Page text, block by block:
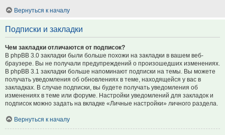
Вернуться к началу
Подписки и закладки
Чем закладки отличаются от подписок?
В phpBB 3.0 закладки были больше похожи на закладки в вашем веб-
браузере. Вы не получали предупреждений о произошедших изменениях.
В phpBB 3.1 закладки больше напоминают подписки на темы. Вы можете
получать уведомления об обновлениях в теме, находящейся у вас в
закладках. В случае подписки, вы будете получать уведомления об
изменениях в теме или форуме. Настройки уведомлений для закладок и
подписок можно задать на вкладке «Личные настройки» личного раздела.
Вернуться к началу